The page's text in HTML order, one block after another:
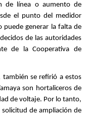
de línea o aumento de
el punto del medidor
puede generar la falta de
de las autoridades
de la Cooperativa de
también se refirió a estos
son hortaliceros de
de voltaje. Por lo tanto,
de ampliación de